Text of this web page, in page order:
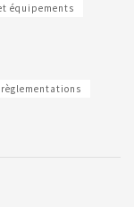
équipements